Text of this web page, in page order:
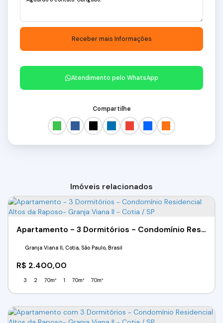
Atendimento pelo WhatsApp
Compartilhe
Imóveis relacionados
Apartamento - 3 Dormitórios - Condomínio Residencial Altos da Raposo- Granja Viana II - Cotia / SP
R$ 2.400,00
Granja Viana II, Cotia, São Paulo, Brasil
3 2 70m² 1 70m² 70m²